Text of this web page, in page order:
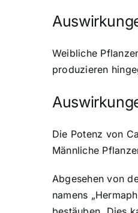
Weibliche
produzieren
Die Potenz von
Männliche
Abgesehen von
namens